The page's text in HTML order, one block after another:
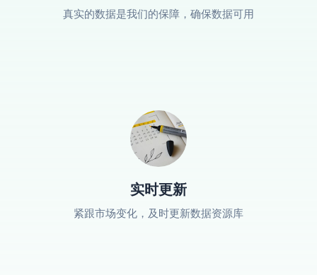
真实的数据是我们的保障，确保数据可用
实时更新
紧跟市场变化，及时更新数据资源库